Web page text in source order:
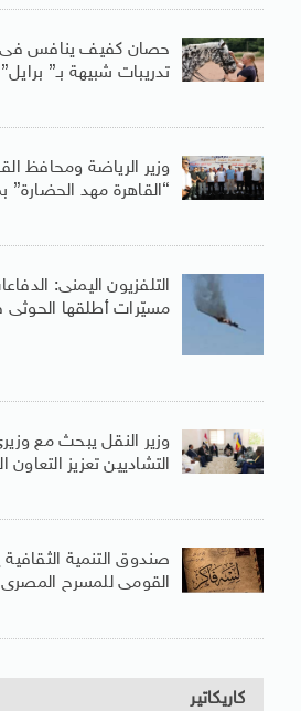
حصان كفيف ينافس
تدريبات شبيهة بـ” برايل”
وزير الرياضة ومحافظ
“القاهرة مهد الحضارة” بمشاركة
التلفزيون اليمنى:
مسيّرات أطلقها
وزير النقل يبحث مع
التشاديين تعزيز
صندوق التنمية
القومى للمسرح المصرى
كاريكاتير